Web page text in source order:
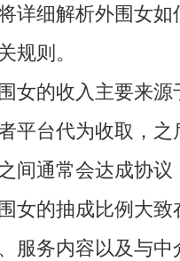
详细解析外围女
规则。
女的收入主要来
平台代为收取，
间通常会达成协
女的抽成比例大
服务内容以及与